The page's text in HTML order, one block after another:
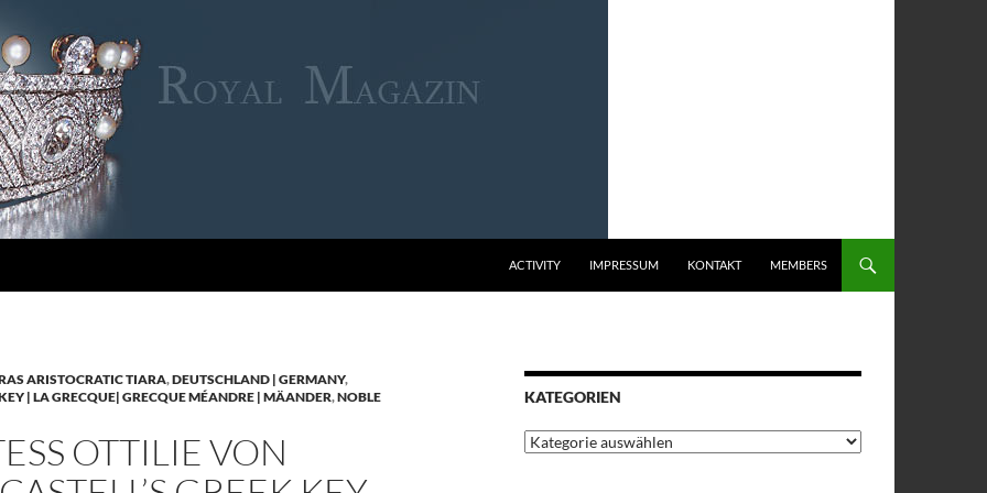
ACTIVITY IMPRESSUM KONTAKT MEMBERS
ARISTOCRATIC TIARA,DEUTSCHLAND | GERMANY,
| LA GRECQUE| GRECQUE MÉANDRE | MÄANDER,NOBLE
OTTILIE VON
KATEGORIEN
Kategorien